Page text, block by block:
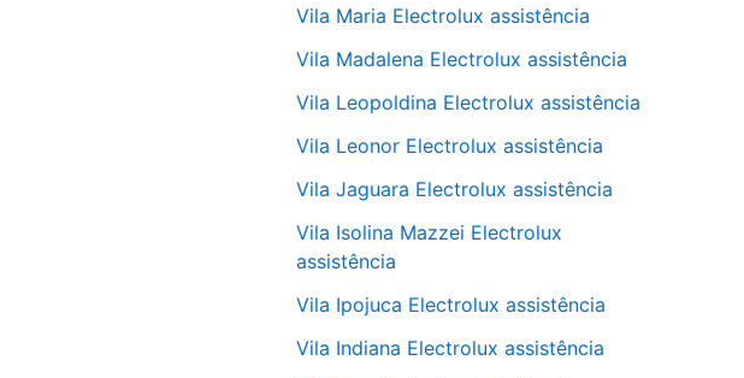
Vila Maria Electrolux assistência
Vila Madalena Electrolux assistência
Vila Leopoldina Electrolux assistência
Vila Leonor Electrolux assistência
Vila Jaguara Electrolux assistência
Vila Isolina Mazzei Electrolux
assistência
Vila Ipojuca Electrolux assistência
Vila Indiana Electrolux assistência